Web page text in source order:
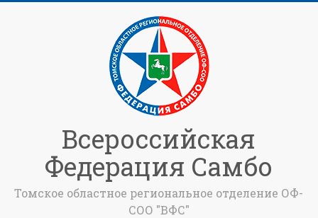
Всероссийская
Федерация Самбо
Томское областное региональное отделение ОФ-
СОО "ВФС"